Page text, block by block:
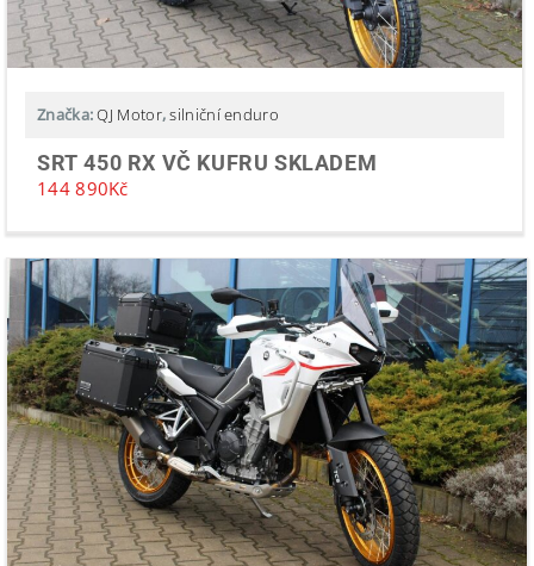
Značka:QJ Motor,silniční enduro
SRT 450 RX VČ KUFRU SKLADEM
144 890Kč